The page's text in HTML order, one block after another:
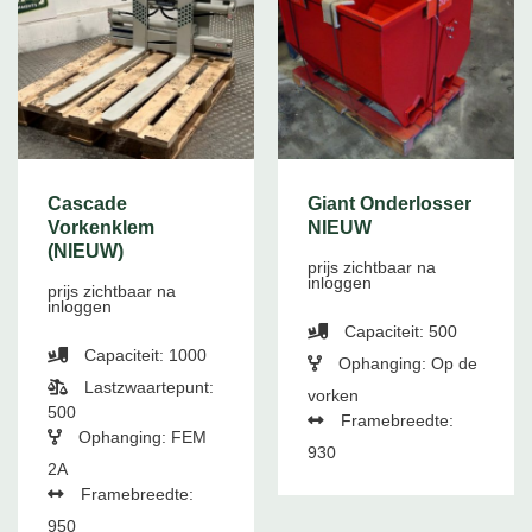
Cascade
Vorkenklem
(NIEUW)
prijs zichtbaar na
inloggen
Capaciteit: 1000
Lastzwaartepunt:
500
Ophanging: FEM
2A
Framebreedte:
950
Giant Onderlosser
NIEUW
prijs zichtbaar na
inloggen
Capaciteit: 500
Ophanging: Op de
vorken
Framebreedte:
930